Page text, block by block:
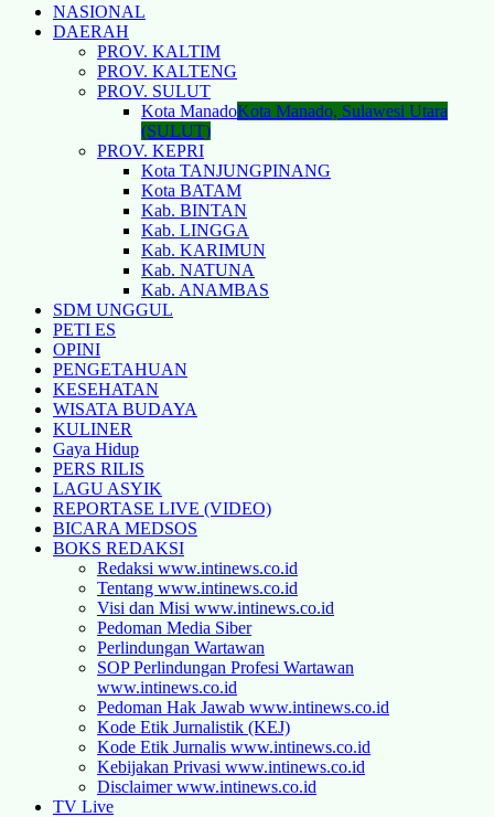
NASIONAL
DAERAH
PROV. KALTIM
PROV. KALTENG
PROV. SULUT
Kota ManadoKota Manado, Sulawesi Utara
(SULUT)
PROV. KEPRI
Kota TANJUNGPINANG
Kota BATAM
Kab. BINTAN
Kab. LINGGA
Kab. KARIMUN
Kab. NATUNA
Kab. ANAMBAS
SDM UNGGUL
PETI ES
OPINI
PENGETAHUAN
KESEHATAN
WISATA BUDAYA
KULINER
Gaya Hidup
PERS RILIS
LAGU ASYIK
REPORTASE LIVE (VIDEO)
BICARA MEDSOS
BOKS REDAKSI
Redaksi www.intinews.co.id
Tentang www.intinews.co.id
Visi dan Misi www.intinews.co.id
Pedoman Media Siber
Perlindungan Wartawan
SOP Perlindungan Profesi Wartawan
www.intinews.co.id
Pedoman Hak Jawab www.intinews.co.id
Kode Etik Jurnalistik (KEJ)
Kode Etik Jurnalis www.intinews.co.id
Kebijakan Privasi www.intinews.co.id
Disclaimer www.intinews.co.id
TV Live